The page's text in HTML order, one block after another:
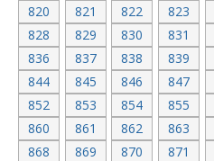
820
821 822 823
828
829 830 831
836
837 838 839
844
845 846 847
852
853 854 855
860
861 862 863
868
869 870 871